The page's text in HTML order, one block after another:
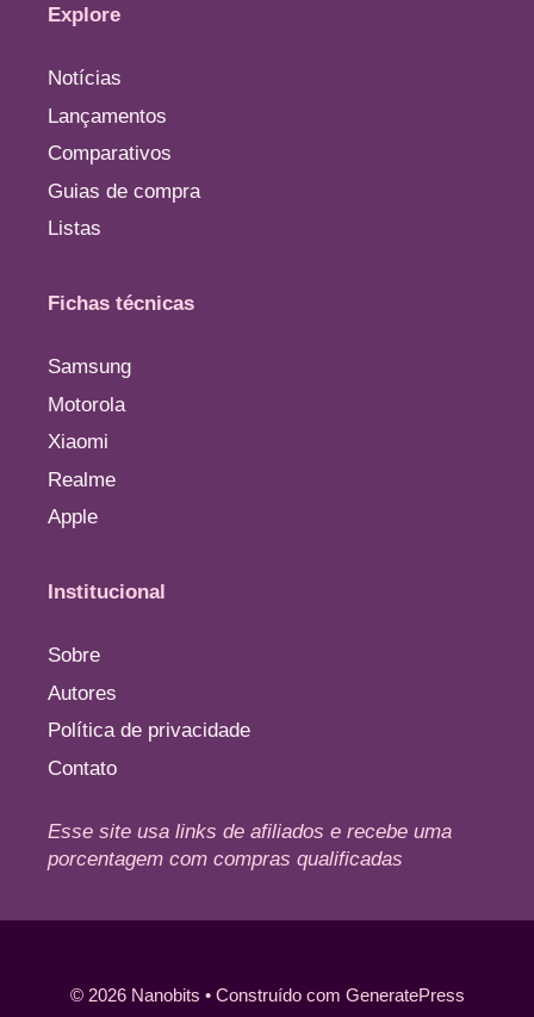
Explore
Notícias
Lançamentos
Comparativos
Guias de compra
Listas
Fichas técnicas
Samsung
Motorola
Xiaomi
Realme
Apple
Institucional
Sobre
Autores
Política de privacidade
Contato
Esse site usa links de afiliados e recebe uma
porcentagem com compras qualificadas
© 2026 Nanobits • Construído com GeneratePress